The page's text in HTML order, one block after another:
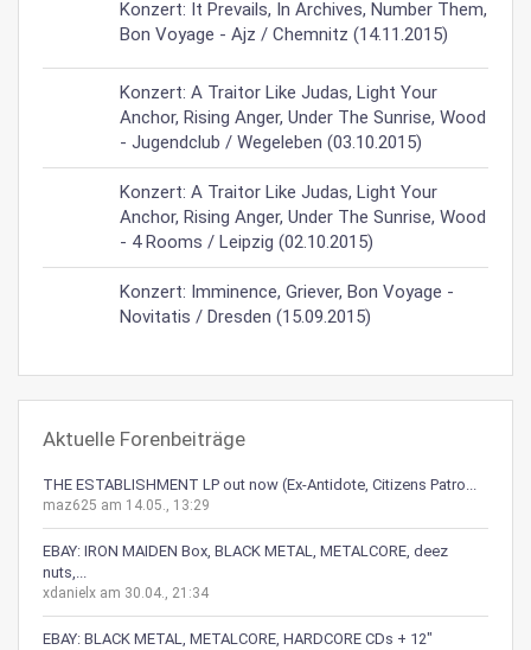
Konzert: It Prevails, In Archives, Number Them,
Bon Voyage - Ajz / Chemnitz (14.11.2015)
Konzert: A Traitor Like Judas, Light Your
Anchor, Rising Anger, Under The Sunrise, Wood
- Jugendclub / Wegeleben (03.10.2015)
Konzert: A Traitor Like Judas, Light Your
Anchor, Rising Anger, Under The Sunrise, Wood
- 4 Rooms / Leipzig (02.10.2015)
Konzert: Imminence, Griever, Bon Voyage -
Novitatis / Dresden (15.09.2015)
Aktuelle Forenbeiträge
THE ESTABLISHMENT LP out now (Ex-Antidote, Citizens Patro...
maz625 am 14.05., 13:29
EBAY: IRON MAIDEN Box, BLACK METAL, METALCORE, deez
nuts,...
xdanielx am 30.04., 21:34
EBAY: BLACK METAL, METALCORE, HARDCORE CDs + 12"